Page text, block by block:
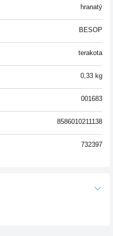
hranatý
BESOP
terakota
0,33 kg
001683
8586010211138
732397